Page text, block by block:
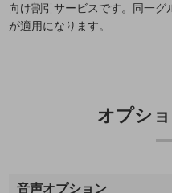
災害対策・BCP
課題・ニーズで探す
職場環境整備
向け割引サービスです。同一グ
が適用になります。
オプシ
音声オプション